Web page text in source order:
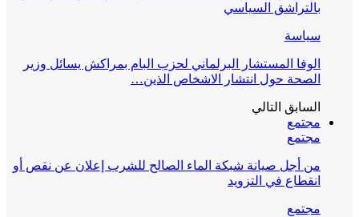
بالتراشق السياسي
سياسة
الوفا المستشار البرلماني لحزب البام بمراكش يسائل وزير
الصحة حول انتشار الاشخاص الذين…
السابق التالي
مجتمع
مجتمع
من أجل صيانة شبكة الماء الصالح للشرب إعلان عن نقص أو
انقطاع في التزويد
مجتمع